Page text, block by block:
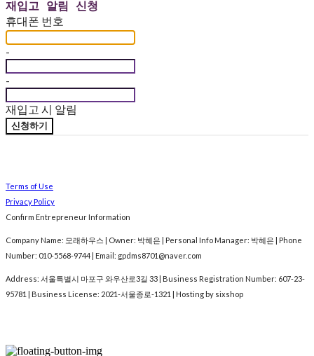
재입고 알림 신청
휴대폰 번호
-
-
재입고 시 알림
신청하기
Terms of Use
Privacy Policy
Confirm Entrepreneur Information
Company Name: 모래하우스 | Owner: 박혜은 | Personal Info Manager: 박혜은 | Phone
Number: 010-5568-9744 | Email: gpdms8701@naver.com
Address: 서울특별시 마포구 와우산로3길 33 | Business Registration Number: 607-23-
95781
| Business License: 2021-서울종로-1321 | Hosting by sixshop